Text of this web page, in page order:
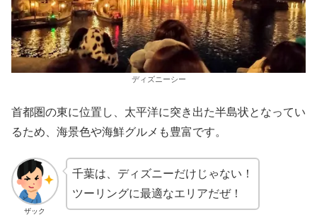
ディズニーシー
首都圏の東に位置し、太平洋に突き出た半島状となってい
るため、海景色や海鮮グルメも豊富です。
ザック
千葉は、ディズニーだけじゃない！
ツーリングに最適なエリアだぜ！